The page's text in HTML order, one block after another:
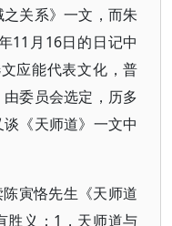
关系》一文，而朱
11月16日的日记中
应能代表文化，普
委员会选定，历多
《天师道》一文中
寅恪先生《天师道
胜义：1，天师道与